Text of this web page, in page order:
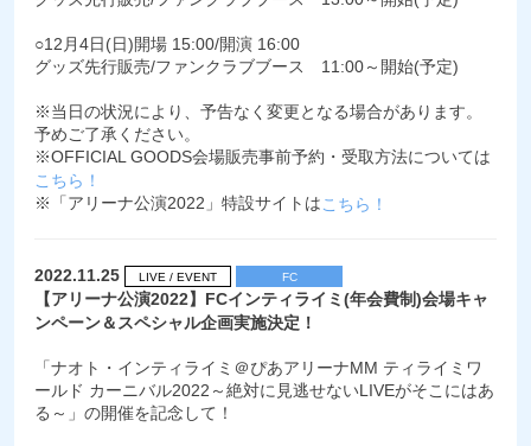
○12月4日(日)開場 15:00/開演 16:00
グッズ先行販売/ファンクラブブース 11:00～開始(予定)
※当日の状況により、予告なく変更となる場合があります。
予めご了承ください。
※OFFICIAL GOODS会場販売事前予約・受取方法については
こちら！
※「アリーナ公演2022」特設サイトはこちら！
2022.11.25 LIVE / EVENT FC
【アリーナ公演2022】FCインティライミ(年会費制)会場キャ
ンペーン＆スペシャル企画実施決定！
「ナオト・インティライミ＠ぴあアリーナMM ティライミワ
ールド カーニバル2022～絶対に見逃せないLIVEがそこにはあ
る～」の開催を記念して！